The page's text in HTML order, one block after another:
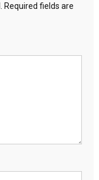
Required fields are